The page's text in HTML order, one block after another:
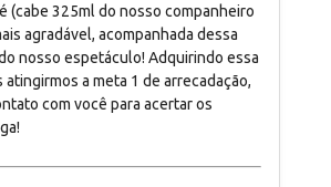
(cabe 325ml do nosso companheiro
agradável, acompanhada dessa
nosso espetáculo! Adquirindo essa
atingirmos a meta 1 de arrecadação,
com você para acertar os